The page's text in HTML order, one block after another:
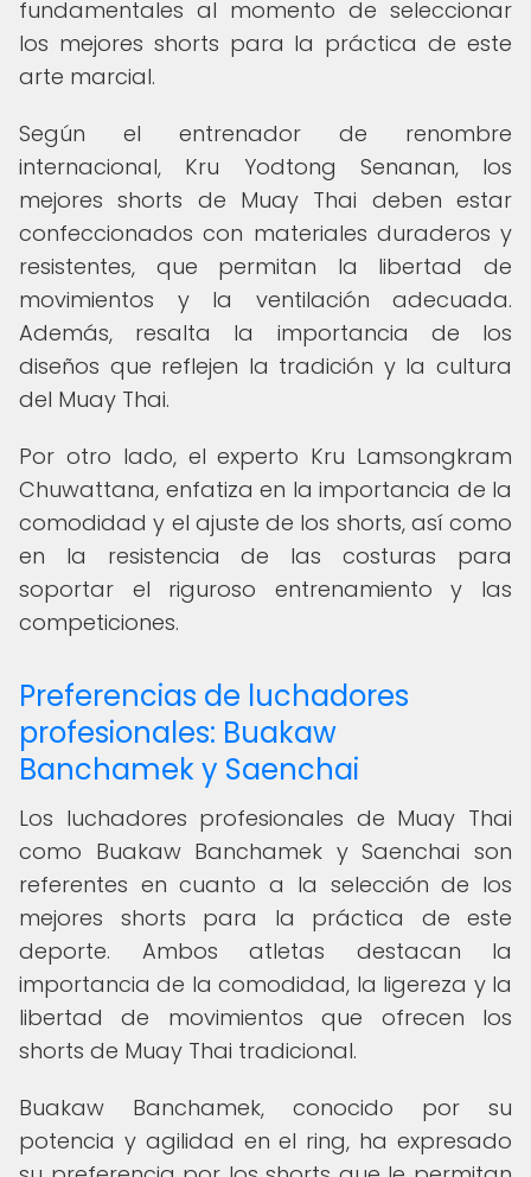
fundamentales al momento de seleccionar
los mejores shorts para la práctica de este
arte marcial.
Según el entrenador de renombre
internacional, Kru Yodtong Senanan, los
mejores shorts de Muay Thai deben estar
confeccionados con materiales duraderos y
resistentes, que permitan la libertad de
movimientos y la ventilación adecuada.
Además, resalta la importancia de los
diseños que reflejen la tradición y la cultura
del Muay Thai.
Por otro lado, el experto Kru Lamsongkram
Chuwattana, enfatiza en la importancia de la
comodidad y el ajuste de los shorts, así como
en la resistencia de las costuras para
soportar el riguroso entrenamiento y las
competiciones.
Preferencias de luchadores
profesionales: Buakaw
Banchamek y Saenchai
Los luchadores profesionales de Muay Thai
como Buakaw Banchamek y Saenchai son
referentes en cuanto a la selección de los
mejores shorts para la práctica de este
deporte. Ambos atletas destacan la
importancia de la comodidad, la ligereza y la
libertad de movimientos que ofrecen los
shorts de Muay Thai tradicional.
Buakaw Banchamek, conocido por su
potencia y agilidad en el ring, ha expresado